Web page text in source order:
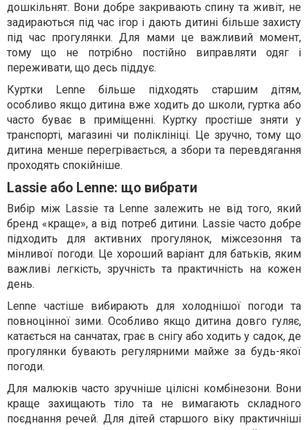
дошкільнят. Вони добре закривають спину та живіт, не
задираються під час ігор і дають дитині більше захисту
під час прогулянки. Для мами це важливий момент,
тому що не потрібно постійно виправляти одяг і
переживати, що десь піддує.
Куртки Lenne більше підходять старшим дітям,
особливо якщо дитина вже ходить до школи, гуртка або
часто буває в приміщенні. Куртку простіше зняти у
транспорті, магазині чи поліклініці. Це зручно, тому що
дитина менше перегрівається, а збори та перевдягання
проходять спокійніше.
Lassie або Lenne: що вибрати
Вибір між Lassie та Lenne залежить не від того, який
бренд «краще», а від потреб дитини. Lassie часто добре
підходить для активних прогулянок, міжсезоння та
мінливої погоди. Це хороший варіант для батьків, яким
важливі легкість, зручність та практичність на кожен
день.
Lenne частіше вибирають для холоднішої погоди та
повноцінної зими. Особливо якщо дитина довго гуляє,
катається на санчатах, грає в снігу або ходить у садок, де
прогулянки бувають регулярними майже за будь-якої
погоди.
Для малюків часто зручніше цілісні комбінезони. Вони
краще захищають тіло та не вимагають складного
поєднання речей. Для дітей старшого віку практичніші